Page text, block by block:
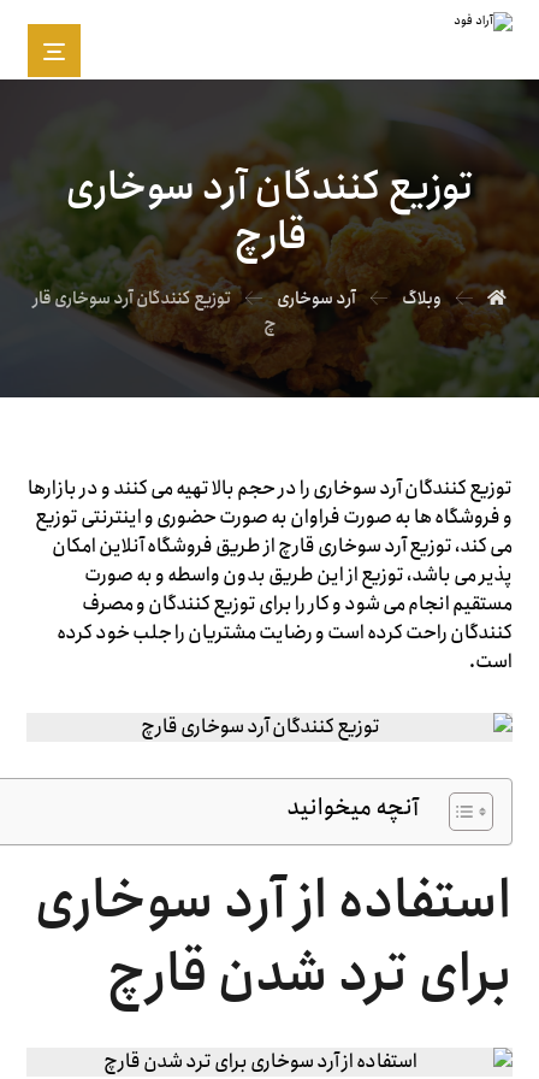
توزیع‌ کنندگان آرد سوخاری
قارچ
وبلاگ آرد سوخاری
توزیع‌ کنندگان آرد سوخاری قار
چ
توزیع کنندگان آرد سوخاری را در حجم بالا تهیه می کنند و در بازارها
و فروشگاه ها به صورت فراوان به صورت حضوری و اینترنتی توزیع
می کند، توزیع آرد سوخاری قارچ از طریق فروشگاه آنلاین امکان
پذیر می باشد، توزیع از این طریق بدون واسطه و به صورت
مستقیم انجام می شود و کار را برای توزیع کنندگان و مصرف
کنندگان راحت کرده است و رضایت مشتریان را جلب خود کرده
است.
آنچه میخوانید
استفاده از آرد سوخاری
برای ترد شدن قارچ